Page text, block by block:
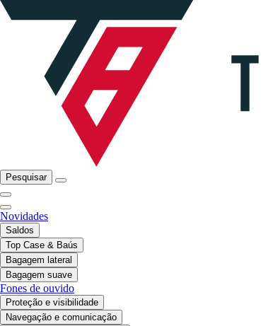
Pesquisar
Novidades
Saldos
Top Case & Baús
Bagagem lateral
Bagagem suave
Fones de ouvido
Proteção e visibilidade
Navegação e comunicação